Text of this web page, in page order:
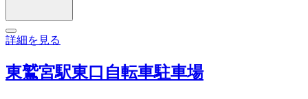
詳細を見る
東鷲宮駅東口自転車駐車場